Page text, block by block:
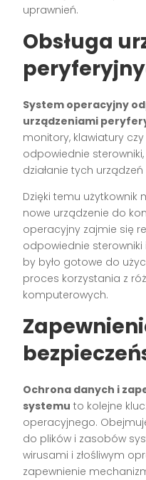
uprawnień.
Obsługa
System operacyjny
urządzeniami
monitory, klawiatury
odpowiednie
działanie tych
Dzięki temu
nowe urządzenie do
operacyjny zajmie się
odpowiednie sterowniki
by było gotowe do
proces korzystania z
komputerowych.
Ochrona danych i
systemu to kolejne
operacyjnego.
do plików i zasobów
wirusami i złośliwym
zapewnienie